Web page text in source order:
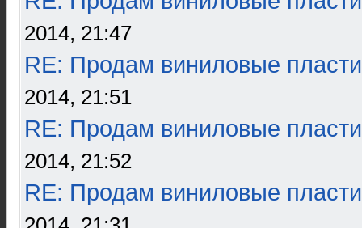
2014, 21:47
RE: Продам виниловые
2014, 21:51
RE: Продам виниловые
2014, 21:52
RE: Продам виниловые